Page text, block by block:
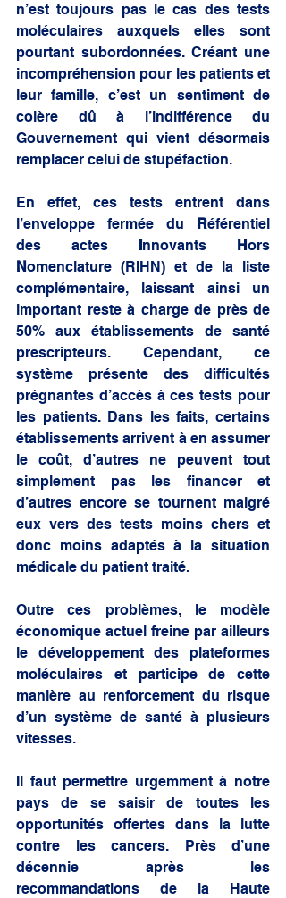
n’est toujours pas le cas des tests
moléculaires auxquels elles sont
pourtant subordonnées. Créant une
incompréhension pour les patients et
leur famille, c’est un sentiment de
colère dû à l’indifférence du
Gouvernement qui vient désormais
remplacer celui de stupéfaction.
En effet, ces tests entrent dans
l’enveloppe fermée du Référentiel
des actes Innovants H
Nomenclature (RIHN) et de la liste
complémentaire, laissant ainsi un
important reste à charge de près de
50% aux établissements de santé
prescripteurs. Cependant, ce
système présente des difficultés
prégnantes d’accès à ces tests pour
les patients. Dans les faits, certains
établissements arrivent à en assumer
le coût, d’autres ne peuvent tout
simplement pas les financer et
d’autres encore se tournent malgré
eux vers des tests moins chers et
donc moins adaptés à la situation
médicale du patient traité.
Outre ces problèmes, le modèle
économique actuel freine par ailleurs
le développement des plateformes
moléculaires et participe de cette
manière au renforcement du risque
d’un système de santé à plusieurs
vitesses.
Il faut permettre urgemment à notre
pays de se saisir de toutes les
opportunités offertes dans la lutte
contre les cancers. Près d’une
décennie après les
recommandations de la Haute